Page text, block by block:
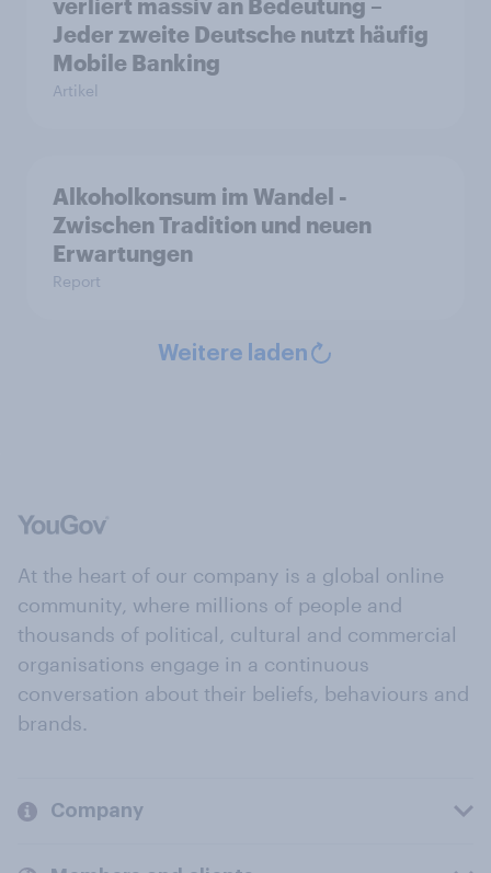
verliert massiv an Bedeutung –
Jeder zweite Deutsche nutzt häufig
Mobile Banking
Artikel
Alkoholkonsum im Wandel​ -
Zwischen Tradition und neuen
Erwartungen
Report
Weitere laden
At the heart of our company is a global online
community, where millions of people and
thousands of political, cultural and commercial
organisations engage in a continuous
conversation about their beliefs, behaviours and
brands.
Company